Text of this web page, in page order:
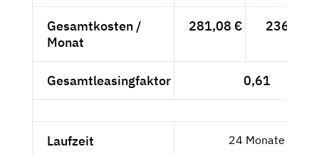
Gesamtkosten /
Monat
281,08 € 236,20 €
Gesamtleasingfaktor 0,61
Laufzeit 24 Monate